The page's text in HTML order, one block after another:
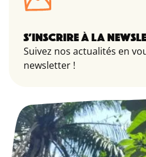
S’INSCRIRE À LA
Suivez nos actualités en
newsletter !